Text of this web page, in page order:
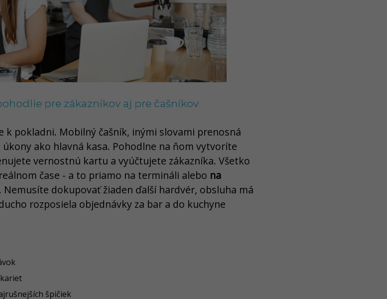
pre zákazníkov aj pre čašníkov
k pokladni. Mobilný čašník, inými slovami prenosná
ako hlavná kasa. Pohodlne na ňom vytvoríte
vernostnú kartu a vyúčtujete zákazníka. Všetko
čase - a to priamo na termináli alebo na
Nemusíte dokupovať žiaden ďalší hardvér, obsluha má
rozposiela objednávky za bar a do kuchyne
špičiek